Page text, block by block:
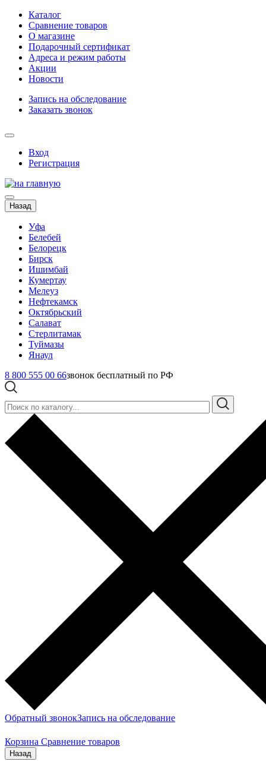
Каталог
Сравнение товаров
О магазине
Подарочный сертификат
Адреса и режим работы
Акции
Новости
Запись на обследование
Заказать звонок
Вход
Регистрация
Назад
Уфа
Белебей
Белорецк
Бирск
Ишимбай
Кумертау
Мелеуз
Нефтекамск
Октябрьский
Салават
Стерлитамак
Туймазы
Янаул
8 800 555 00 66звонок бесплатный по РФ
Обратный звонокЗапись на обследование
Корзина Сравнение товаров
Назад